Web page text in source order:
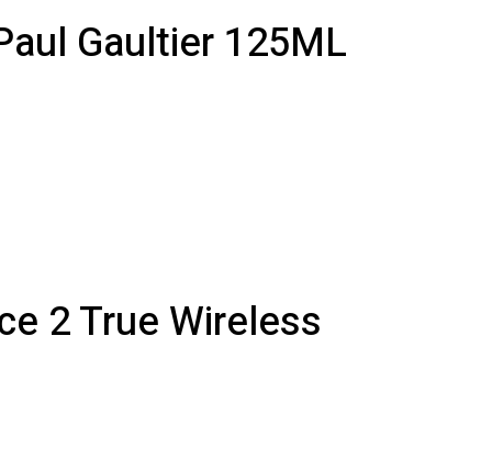
Gaultier 125ML
2 True Wireless